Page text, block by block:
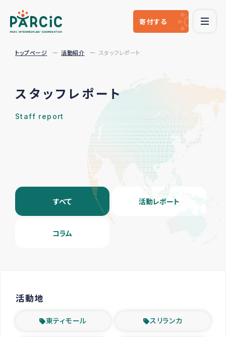
寄付する
トップページ 活動紹介 スタッフレポート
スタッフレポート
Staff report
すべて 活動レポート
コラム
活動地
東ティモール スリランカ